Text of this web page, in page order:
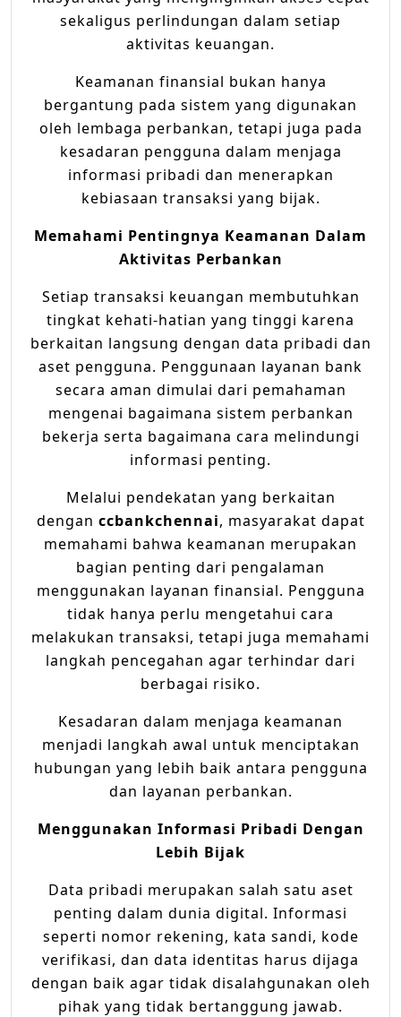
sekaligus perlindungan dalam setiap
aktivitas keuangan.
Keamanan finansial bukan hanya
bergantung pada sistem yang digunakan
oleh lembaga perbankan, tetapi juga pada
kesadaran pengguna dalam menjaga
informasi pribadi dan menerapkan
kebiasaan transaksi yang bijak.
Memahami Pentingnya Keamanan Dalam
Aktivitas Perbankan
Setiap transaksi keuangan membutuhkan
tingkat kehati-hatian yang tinggi karena
berkaitan langsung dengan data pribadi dan
aset pengguna. Penggunaan layanan bank
secara aman dimulai dari pemahaman
mengenai bagaimana sistem perbankan
bekerja serta bagaimana cara melindungi
informasi penting.
Melalui pendekatan yang berkaitan
dengan ccbankchennai, masyarakat dapat
memahami bahwa keamanan merupakan
bagian penting dari pengalaman
menggunakan layanan finansial. Pengguna
tidak hanya perlu mengetahui cara
melakukan transaksi, tetapi juga memahami
langkah pencegahan agar terhindar dari
berbagai risiko.
Kesadaran dalam menjaga keamanan
menjadi langkah awal untuk menciptakan
hubungan yang lebih baik antara pengguna
dan layanan perbankan.
Menggunakan Informasi Pribadi Dengan
Lebih Bijak
Data pribadi merupakan salah satu aset
penting dalam dunia digital. Informasi
seperti nomor rekening, kata sandi, kode
verifikasi, dan data identitas harus dijaga
dengan baik agar tidak disalahgunakan oleh
pihak yang tidak bertanggung jawab.